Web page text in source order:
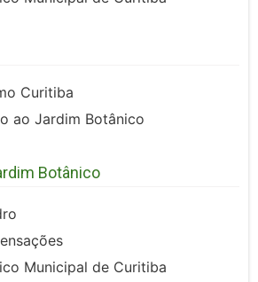
Curitiba
ao Jardim Botânico
Botânico
Municipal de Curitiba